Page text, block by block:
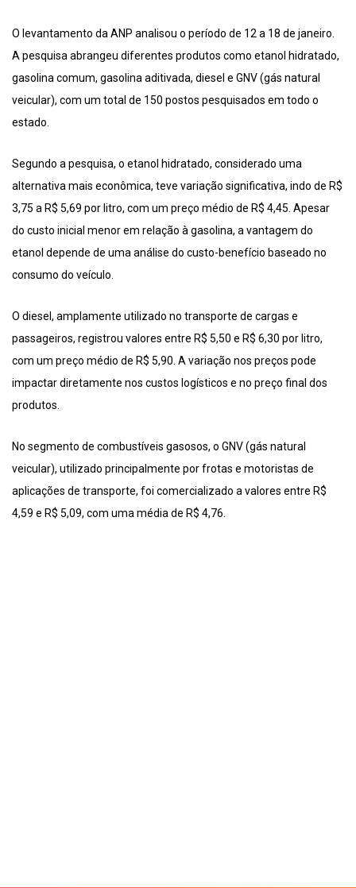
O levantamento da ANP analisou o período de 12 a 18 de janeiro.
A pesquisa abrangeu diferentes produtos como etanol hidratado,
gasolina comum, gasolina aditivada, diesel e GNV (gás natural
veicular), com um total de 150 postos pesquisados em todo o
estado.
Segundo a pesquisa, o etanol hidratado, considerado uma
alternativa mais econômica, teve variação significativa, indo de R$
3,75 a R$ 5,69 por litro, com um preço médio de R$ 4,45. Apesar
do custo inicial menor em relação à gasolina, a vantagem do
etanol depende de uma análise do custo-benefício baseado no
consumo do veículo.
O diesel, amplamente utilizado no transporte de cargas e
passageiros, registrou valores entre R$ 5,50 e R$ 6,30 por litro,
com um preço médio de R$ 5,90. A variação nos preços pode
impactar diretamente nos custos logísticos e no preço final dos
produtos.
No segmento de combustíveis gasosos, o GNV (gás natural
veicular), utilizado principalmente por frotas e motoristas de
aplicações de transporte, foi comercializado a valores entre R$
4,59 e R$ 5,09, com uma média de R$ 4,76.